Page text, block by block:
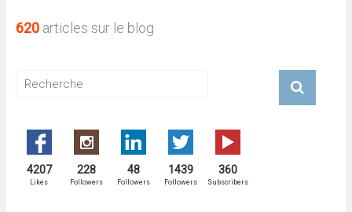
620 articles sur le blog
4207
Likes
228
Followers
48
Followers
1439
Followers
360
Subscribers